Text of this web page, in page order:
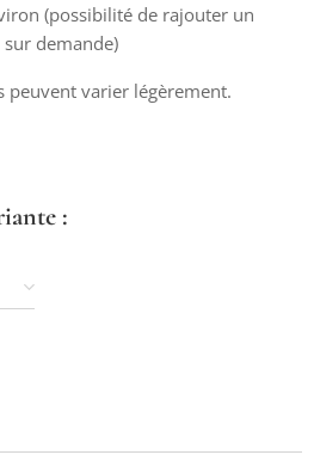
et pendentif cercle perlé
(possibilité de rajouter un
demande)
peuvent varier légèrement.
: